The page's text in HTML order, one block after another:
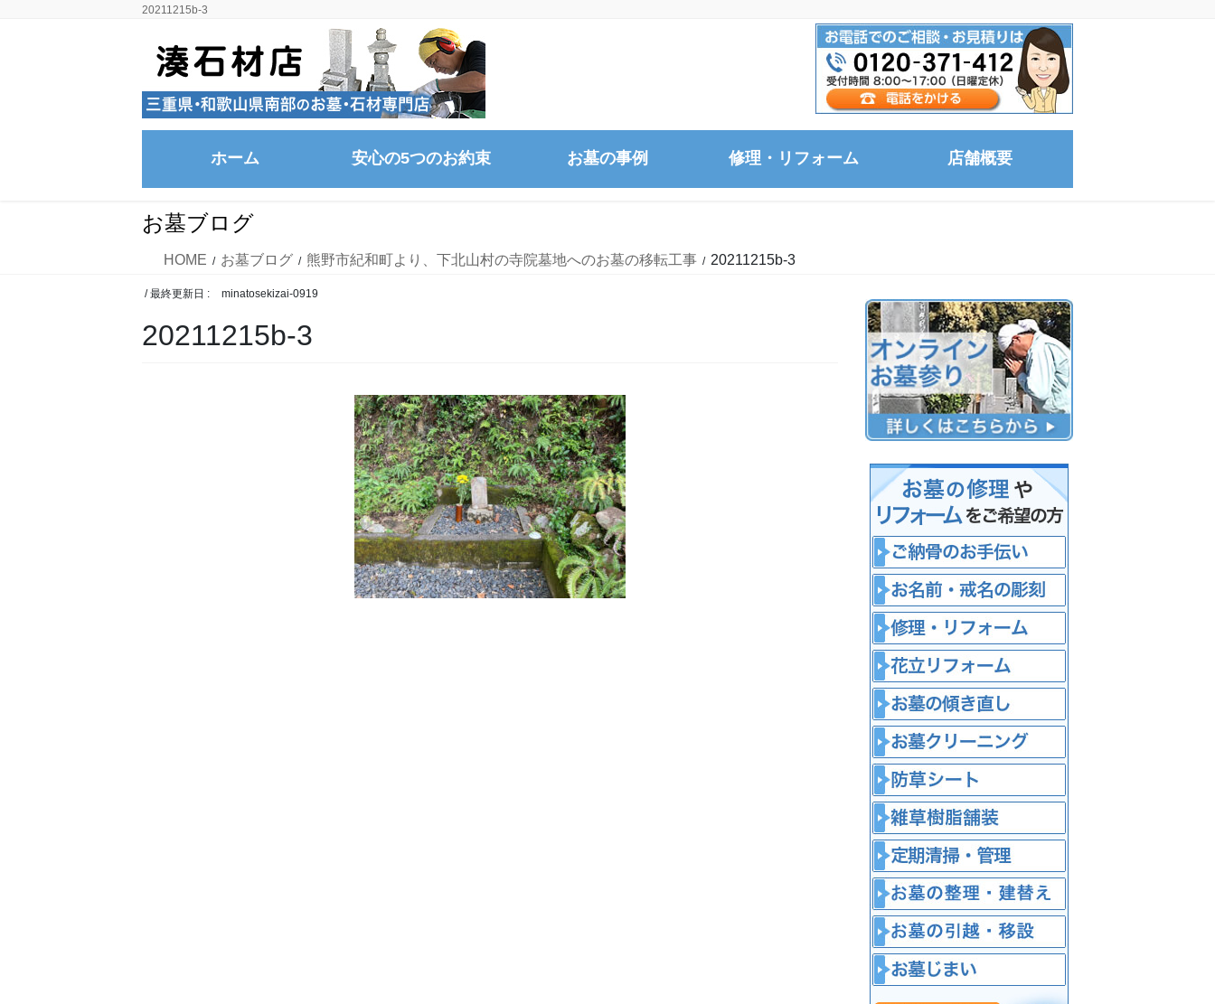
20211215b-3
ホーム 安心の5つのお約束 お墓の事例 修理・リフォーム 店舗概要
お墓ブログ
HOME お墓ブログ 熊野市紀和町より、下北山村の寺院墓地へのお墓の移転工事 20211215b-3
/ 最終更新日 : minatosekizai-0919
20211215b-3